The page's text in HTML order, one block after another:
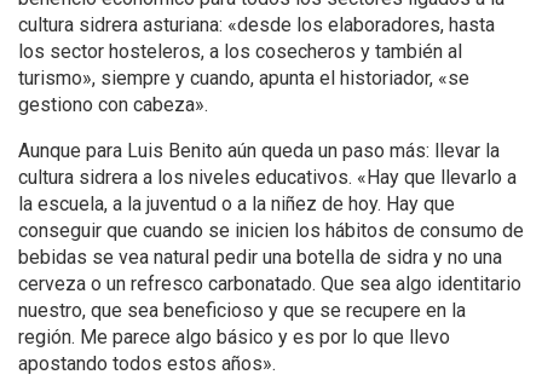
cultura sidrera asturiana: «desde los elaboradores, hasta
los sector hosteleros, a los cosecheros y también al
turismo», siempre y cuando, apunta el historiador, «se
gestiono con cabeza».
Aunque para Luis Benito aún queda un paso más: llevar la
cultura sidrera a los niveles educativos. «Hay que llevarlo a
la escuela, a la juventud o a la niñez de hoy. Hay que
conseguir que cuando se inicien los hábitos de consumo de
bebidas se vea natural pedir una botella de sidra y no una
cerveza o un refresco carbonatado. Que sea algo identitario
nuestro, que sea beneficioso y que se recupere en la
región. Me parece algo básico y es por lo que llevo
apostando todos estos años».